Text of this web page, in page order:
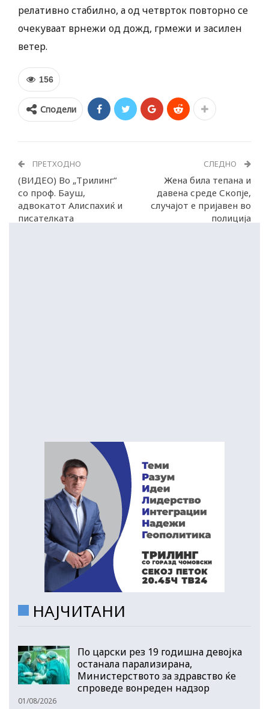
релативно стабилно, а од четврток повторно се
очекуваат врнежи од дожд, грмежи и засилен
ветер.
156
Сподели
ПРЕТХОДНО
(ВИДЕО) Во „Трилинг“
со проф. Бауш,
адвокатот Алиспахиќ и
писателката
СЛЕДНО
Жена била тепана и
давена среде Скопје,
случајот е пријавен во
полиција
НАЈЧИТАНИ
По царски рез 19 годишна девојка
останала парализирана,
Министерството за здравство ќе
спроведе вонреден надзор
01/08/2026